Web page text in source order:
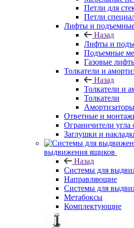
Петли для
Петли
Лифты и
Назад
Лифты и
Подъемные
Газовые
Толкатели и
Назад
Толкатели и
Толкатели
Амортизаторы
Ответные и
Ограничители угла
Заглушки и
выдвижения ящиков
Назад
Системы для
Направляющие
Системы для
Метабоксы
Комплектующие